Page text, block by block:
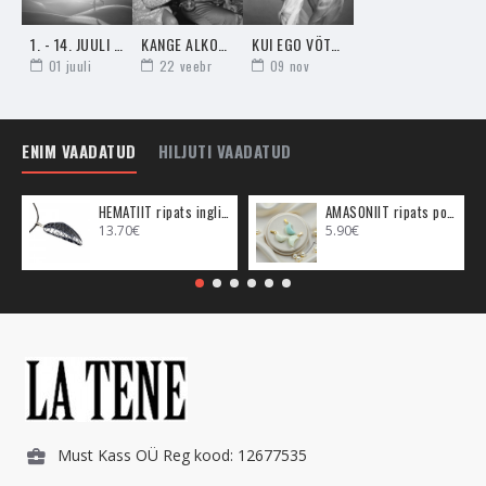
põleta just seda viirukit.
- Jasmiiniviiruki põletamine aitab esile tuua
Jasmiiniviiruki kasutamine aitab kõige enam sellele kaasa.
MIS ON VIIRUKID?
Viirukid
aitavad mediteerida, leevendada sinu ja keskkonna
stressi, avada konkreetsemaid energiaid, puhastada
rituaale ja maagiaid
spirituaalsele hingele väga kasulikud väeesemed.
Viirukid on valmistatud rituaalitaimedest ja taimeessentsidest,
et tuua esile nendes olevad energiaid, mida maagiate või
rituaalide tegemisel ära kasutada. Suits on alati olnud
suunamiseks. Viirukite suits aitab vabastada kahjulikke
01 juuli 22 veebr 09 nov
ENIM VAADATUD HILJUTI VAADATUD
13.70€ 5.90€
Must Kass OÜ Reg kood: 12677535